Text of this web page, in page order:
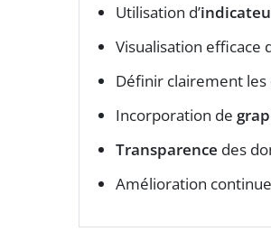
Utilisation d’
Visualisation efficace
Définir clairement les
Incorporation de
Transparence des
Amélioration continue